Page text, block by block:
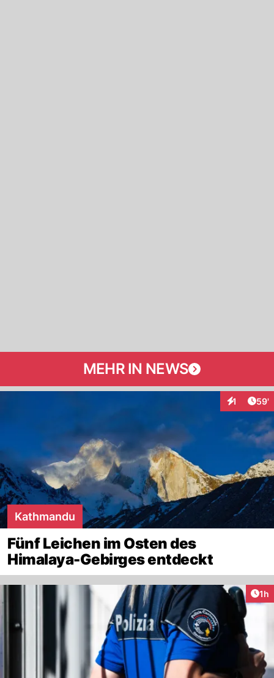
MEHR IN NEWS
1 59'
Kathmandu
Fünf Leichen im Osten des
Himalaya-Gebirges entdeckt
1h